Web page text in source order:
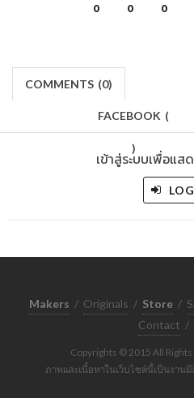
0 0 0
COMMENTS (0)
FACEBOOK (
)
เข้าสู่ระบบเพื่อแส
Makers / Originals / Store /
Contact /
Copyrights © 2015 All
ภาพและเนื้อหาในเว็บไซต์นี้เป็นงา